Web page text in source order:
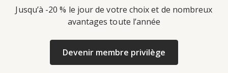
Jusqu’à -20 % le jour de votre choix et de nombreux
avantages toute l’année
Devenir membre privilège